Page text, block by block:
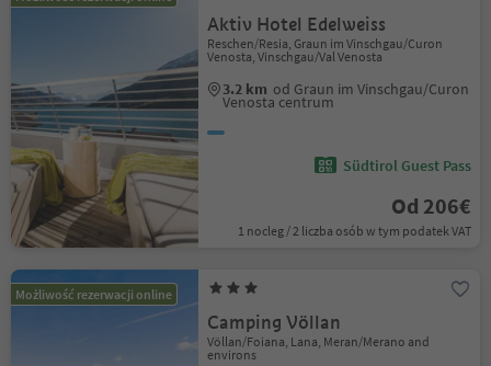
Aktiv Hotel Edelweiss
Reschen/Resia, Graun im Vinschgau/Curon
Venosta, Vinschgau/Val Venosta
3.2 km od Graun im Vinschgau/Curon
Venosta centrum
Südtirol Guest Pass
Od 206€
1 nocleg / 2 liczba osób w tym podatek VAT
Możliwość rezerwacji online
Camping Völlan
Völlan/Foiana, Lana, Meran/Merano and
environs